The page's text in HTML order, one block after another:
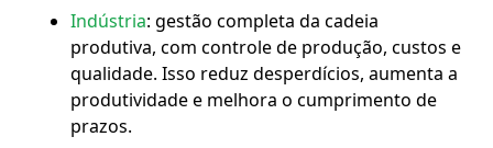
Indústria: gestão completa da cadeia
produtiva, com controle de produção, custos e
qualidade. Isso reduz desperdícios, aumenta a
produtividade e melhora o cumprimento de
prazos.